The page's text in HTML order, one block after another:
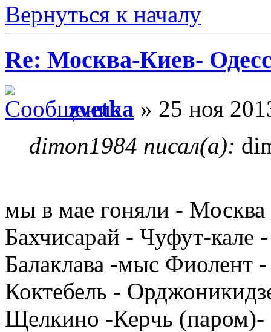
Вернуться к началу
Re: Москва-Киев-
zvetka » 25 ноя
dimon1984 писал(а):
мы в мае гоняли - Москва
Бахчисарай - Чуфут-кале
Балаклава -мыс Фиолент
Коктебель -
Щелкино -Керчь